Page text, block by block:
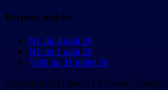
Derniers articles
NL du 4 août 26
NL du 1 août 26
VdN du 31 juillet 26
Copyright 2021 Stella ES Calais | Design :